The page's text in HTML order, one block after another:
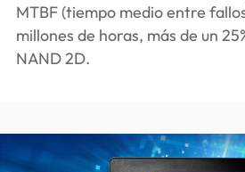
MTBF (tiempo medio entre
millones de horas, más de un
NAND 2D.